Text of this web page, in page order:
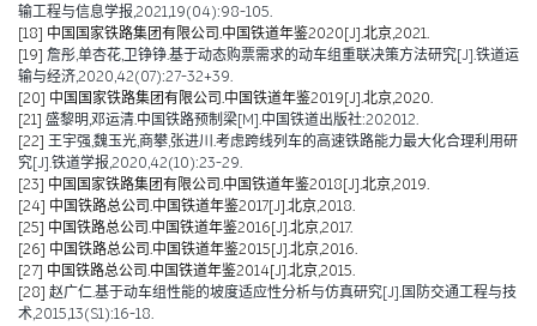
输工程与信息学报,2021,19(04):98-105.
[18] 中国国家铁路集团有限公司.中国铁道年鉴2020[J].北京,2021.
[19] 詹彤,单杏花,卫铮铮.基于动态购票需求的动车组重联决策方法研究[J].铁道运
输与经济,2020,42(07):27-32+39.
[20] 中国国家铁路集团有限公司.中国铁道年鉴2019[J].北京,2020.
[21] 盛黎明,邓运清.中国铁路预制梁[M].中国铁道出版社:202012.
[22] 王宇强,魏玉光,商攀,张进川.考虑跨线列车的高速铁路能力最大化合理利用研
究[J].铁道学报,2020,42(10):23-29.
[23] 中国国家铁路集团有限公司.中国铁道年鉴2018[J].北京,2019.
[24] 中国铁路总公司.中国铁道年鉴2017[J].北京,2018.
[25] 中国铁路总公司.中国铁道年鉴2016[J].北京,2017.
[26] 中国铁路总公司.中国铁道年鉴2015[J].北京,2016.
[27] 中国铁路总公司.中国铁道年鉴2014[J].北京,2015.
[28] 赵广仁.基于动车组性能的坡度适应性分析与仿真研究[J].国防交通工程与技
术,2015,13(S1):16-18.